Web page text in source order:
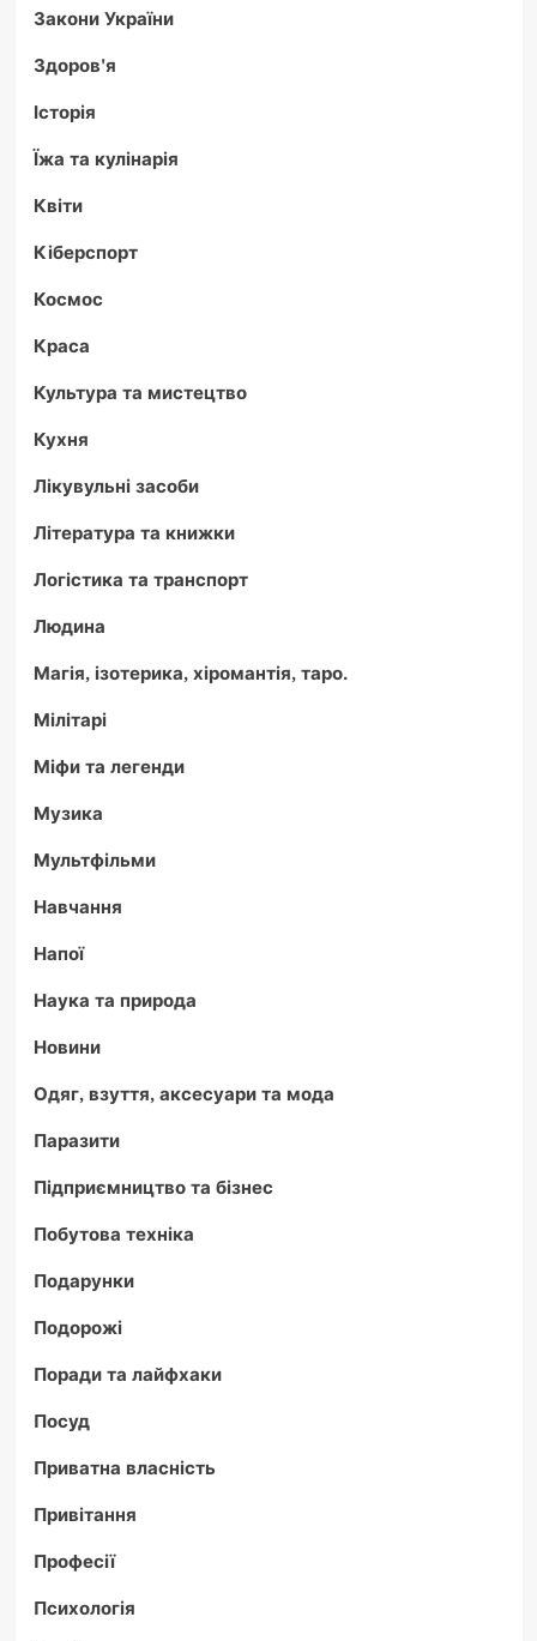
Закони України
Здоров'я
Історія
Їжа та кулінарія
Квіти
Кіберспорт
Космос
Краса
Культура та мистецтво
Кухня
Лікувульні засоби
Література та книжки
Логістика та транспорт
Людина
Магія, ізотерика, хіромантія, таро.
Мілітарі
Міфи та легенди
Музика
Мультфільми
Навчання
Напої
Наука та природа
Новини
Одяг, взуття, аксесуари та мода
Паразити
Підприємництво та бізнес
Побутова техніка
Подарунки
Подорожі
Поради та лайфхаки
Посуд
Приватна власність
Привітання
Професії
Психологія